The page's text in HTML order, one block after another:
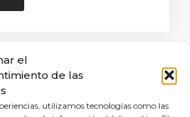
el
de las
utilizamos tecnologías como las